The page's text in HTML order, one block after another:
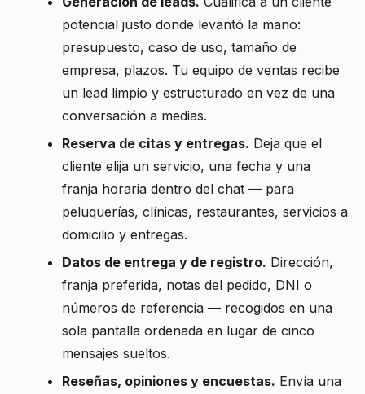
potencial justo donde levantó la mano:
presupuesto, caso de uso, tamaño de
empresa, plazos. Tu equipo de ventas recibe
un lead limpio y estructurado en vez de una
conversación a medias.
Reserva de citas y entregas. Deja que el
cliente elija un servicio, una fecha y una
franja horaria dentro del chat — para
peluquerías, clínicas, restaurantes, servicios a
domicilio y entregas.
Datos de entrega y de registro. Dirección,
franja preferida, notas del pedido, DNI o
números de referencia — recogidos en una
sola pantalla ordenada en lugar de cinco
mensajes sueltos.
Reseñas, opiniones y encuestas. Envía una